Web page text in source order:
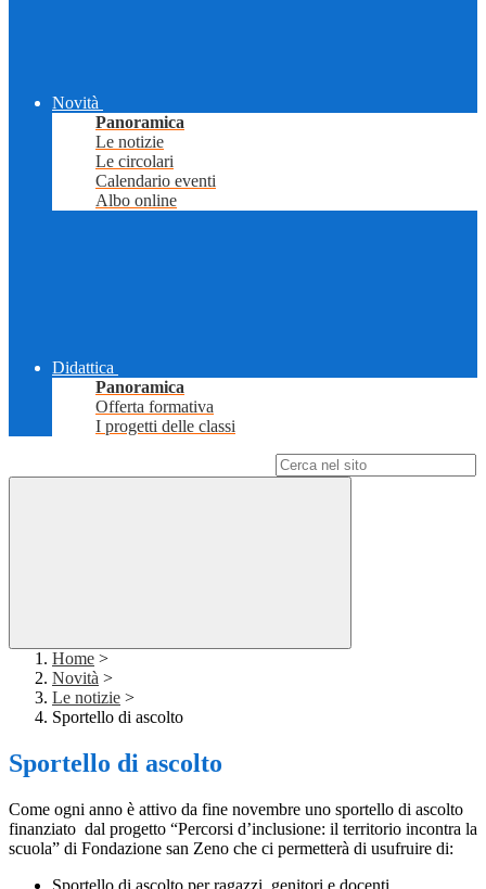
Novità
Panoramica
Le notizie
Le circolari
Calendario eventi
Albo online
Didattica
Panoramica
Offerta formativa
I progetti delle classi
Home >
Novità >
Le notizie >
Sportello di ascolto
Sportello di ascolto
Come ogni anno è attivo da fine novembre uno sportello di ascolto
finanziato dal progetto “Percorsi d’inclusione: il territorio incontra la
scuola” di Fondazione san Zeno che ci permetterà di usufruire di: